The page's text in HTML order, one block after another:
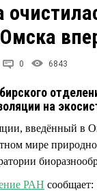
0 6843
на
введённый в
мире
РАН сообщает: